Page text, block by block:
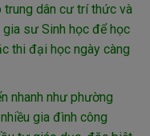
trung dân cư trí thức và
sư Sinh học để học
thi đại học ngày càng
nhanh như phường
gia đình công